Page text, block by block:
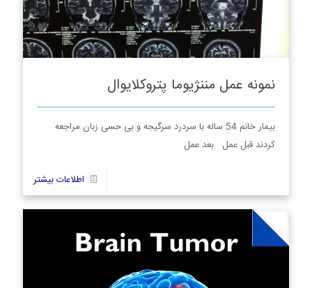
نمونه عمل مننژیوما پتروکلایوال
بیمار خانم 54 ساله با سردرد سرگیجه و بی حسی زبان مراجعه
کردند قبل عمل بعد عمل
اطلاعات بیشتر